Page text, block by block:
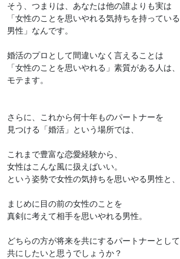
そう、つまりは、あなたは他の誰よりも実は
「女性のことを思いやれる気持ちを持っている
男性」なんです。
婚活のプロとして間違いなく言えることは
「女性のことを思いやれる」素質がある人は、
モテます。
さらに、これから何十年ものパートナーを
見つける「婚活」という場所では、
これまで豊富な恋愛経験から、
女性はこんな風に扱えばいい。
という姿勢で女性の気持ちを思いやる男性と、
まじめに目の前の女性のことを
真剣に考えて相手を思いやれる男性。
どちらの方が将来を共にするパートナーとして
共にしたいと思うでしょうか？